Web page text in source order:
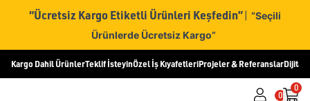
“Ücretsiz Kargo Etiketli Ürünleri Keşfedin” | “Seçili
Ürünlerde Ücretsiz Kargo”
Kargo Dahil ÜrünlerTeklif İsteyinÖzel İş KıyafetleriProjeler & ReferanslarDijital
0
0